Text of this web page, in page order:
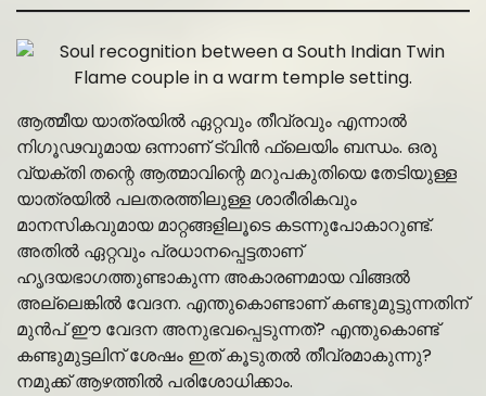
ആത്മീയ യാത്രയിൽ ഏറ്റവും തീവ്രവും എന്നാൽ
നിഗൂഢവുമായ ഒന്നാണ് ട്വിൻ ഫ്ലെയിം ബന്ധം. ഒരു
വ്യക്തി തന്റെ ആത്മാവിന്റെ മറുപകുതിയെ തേടിയുള്ള
യാത്രയിൽ പലതരത്തിലുള്ള ശാരീരികവും
മാനസികവുമായ മാറ്റങ്ങളിലൂടെ കടന്നുപോകാറുണ്ട്.
അതിൽ ഏറ്റവും പ്രധാനപ്പെട്ടതാണ്
ഹൃദയഭാഗത്തുണ്ടാകുന്ന അകാരണമായ വിങ്ങൽ
അല്ലെങ്കിൽ വേദന. എന്തുകൊണ്ടാണ് കണ്ടുമുട്ടുന്നതിന്
മുൻപ് ഈ വേദന അനുഭവപ്പെടുന്നത്? എന്തുകൊണ്ട്
കണ്ടുമുട്ടലിന് ശേഷം ഇത് കൂടുതൽ തീവ്രമാകുന്നു?
നമുക്ക് ആഴത്തിൽ പരിശോധിക്കാം.